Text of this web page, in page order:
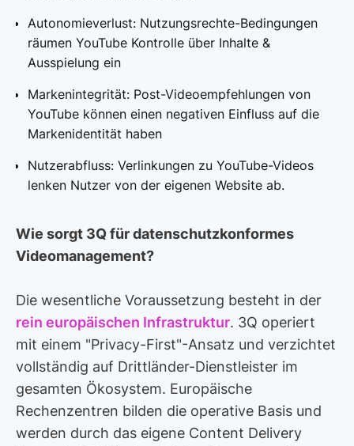
Autonomieverlust: Nutzungsrechte-Bedingungen
räumen YouTube Kontrolle über Inhalte &
Ausspielung ein
Markenintegrität: Post-Videoempfehlungen von
YouTube können einen negativen Einfluss auf die
Markenidentität haben
Nutzerabfluss: Verlinkungen zu YouTube-Videos
lenken Nutzer von der eigenen Website ab.
Wie sorgt 3Q für datenschutzkonformes
Videomanagement?
Die wesentliche Voraussetzung besteht in der
rein europäischen Infrastruktur. 3Q operiert
mit einem "Privacy-First"-Ansatz und verzichtet
vollständig auf Drittländer-Dienstleister im
gesamten Ökosystem. Europäische
Rechenzentren bilden die operative Basis und
werden durch das eigene Content Delivery